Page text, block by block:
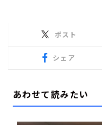
ポスト
シェア
あわせて読みたい